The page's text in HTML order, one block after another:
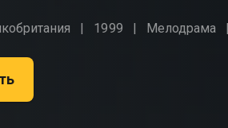
1999 Мелодрама